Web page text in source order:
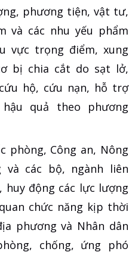
phương tiện, vật tư,
và các nhu yếu phẩm
vực trọng điểm, xung
bị chia cắt do sạt lở,
hộ, cứu nạn, hỗ trợ
quả theo phương
phòng, Công an, Nông
và các bộ, ngành liên
huy động các lực lượng
chức năng kịp thời
phương và Nhân dân
chống, ứng phó